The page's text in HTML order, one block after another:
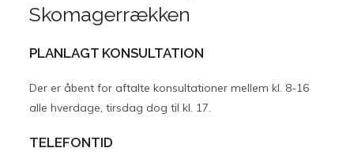
Skomagerrækken
PLANLAGT KONSULTATION
Der er åbent for aftalte konsultationer mellem kl. 8-16
alle hverdage, tirsdag dog til kl. 17.
TELEFONTID